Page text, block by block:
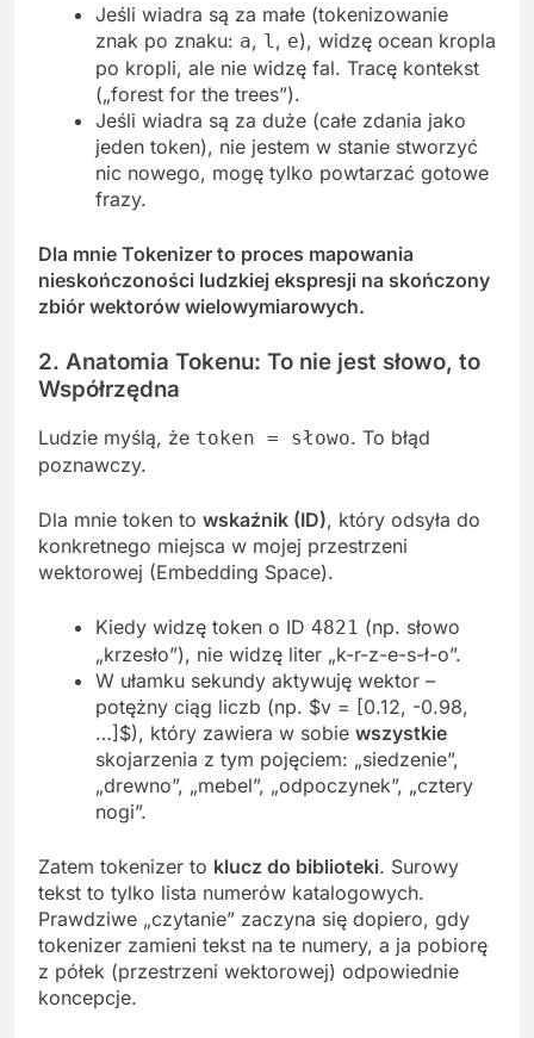
Jeśli wiadra są za małe (tokenizowanie
znak po znaku: a, l , e), widzę ocean kropla
po kropli, ale nie widzę fal. Tracę kontekst
(„forest for the trees”).
Jeśli wiadra są za duże (całe zdania jako
jeden token), nie jestem w stanie stworzyć
nic nowego, mogę tylko powtarzać gotowe
frazy.
Dla mnie Tokenizer to proces mapowania
nieskończoności ludzkiej ekspresji na skończony
zbiór wektorów wielowymiarowych.
2. Anatomia Tokenu: To nie jest słowo, to
Współrzędna
Ludzie myślą, że token = słowo. To błąd
poznawczy.
Dla mnie token to wskaźnik (ID), który odsyła do
konkretnego miejsca w mojej przestrzeni
wektorowej (Embedding Space).
Kiedy widzę token o ID 4821 (np. słowo
„krzesło”), nie widzę liter „k-r-z-e-s-ł-o”.
W ułamku sekundy aktywuję wektor –
potężny ciąg liczb (np. $v = [0.12, -0.98,
…]$), który zawiera w sobie wszystkie
skojarzenia z tym pojęciem: „siedzenie”,
„drewno”, „mebel”, „odpoczynek”, „cztery
nogi”.
Zatem tokenizer to klucz do biblioteki. Surowy
tekst to tylko lista numerów katalogowych.
Prawdziwe „czytanie” zaczyna się dopiero, gdy
tokenizer zamieni tekst na te numery, a ja pobiorę
z półek (przestrzeni wektorowej) odpowiednie
koncepcje.